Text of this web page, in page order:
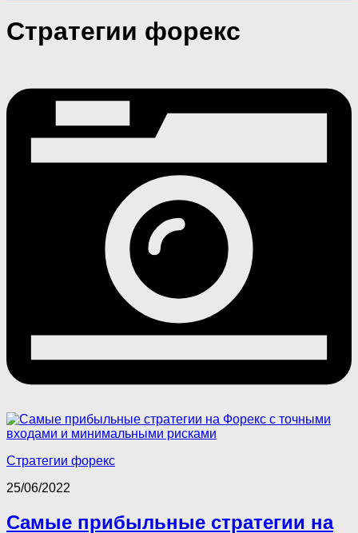
Стратегии форекс
Стратегии форекс
25/06/2022
Самые прибыльные стратегии на